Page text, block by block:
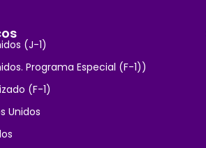
(J-1)
Programa Especial (F-1))
(F-1)
Unidos